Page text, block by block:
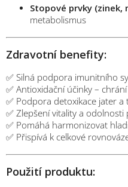
Stopové prvky (zinek,
metabolismus
Zdravotní benefity:
✅ Silná podpora imunitního
✅ Antioxidační účinky –
✅ Podpora detoxikace jater a
✅ Zlepšení vitality a
✅ Pomáhá harmonizovat
✅ Přispívá k celkové
Použití produktu: